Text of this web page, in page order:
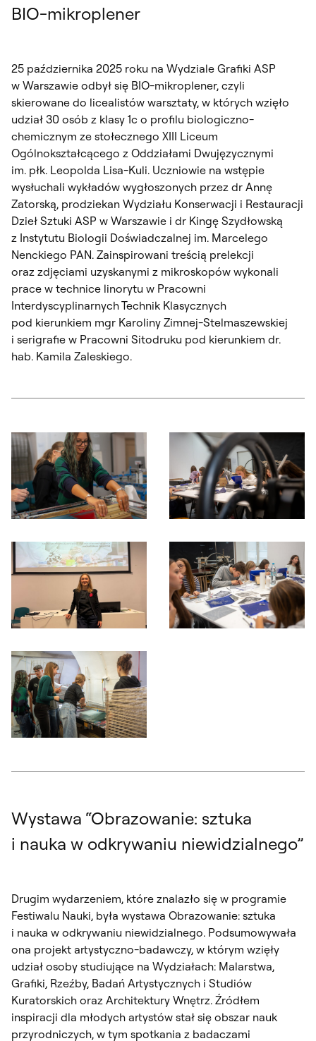
BIO-mikroplener
25 października 2025 roku na Wydziale Grafiki ASP
w Warszawie odbył się BIO-mikroplener, czyli
skierowane do licealistów warsztaty, w których wzięło
udział 30 osób z klasy 1c o profilu biologiczno-
chemicznym ze stołecznego XIII Liceum
Ogólnokształcącego z Oddziałami Dwujęzycznymi
im. płk. Leopolda Lisa-Kuli. Uczniowie na wstępie
wysłuchali wykładów wygłoszonych przez dr Annę
Zatorską, prodziekan Wydziału Konserwacji i Restauracji
Dzieł Sztuki ASP w Warszawie i dr Kingę Szydłowską
z Instytutu Biologii Doświadczalnej im. Marcelego
Nenckiego PAN. Zainspirowani treścią prelekcji
oraz zdjęciami uzyskanymi z mikroskopów wykonali
prace w technice linorytu w Pracowni
Interdyscyplinarnych Technik Klasycznych
pod kierunkiem mgr Karoliny Zimnej-Stelmaszewskiej
i serigrafie w Pracowni Sitodruku pod kierunkiem dr.
hab. Kamila Zaleskiego.
Wystawa “Obrazowanie: sztuka
i nauka w odkrywaniu niewidzialnego”
Drugim wydarzeniem, które znalazło się w programie
Festiwalu Nauki, była wystawa Obrazowanie: sztuka
i nauka w odkrywaniu niewidzialnego. Podsumowywała
ona projekt artystyczno-badawczy, w którym wzięły
udział osoby studiujące na Wydziałach: Malarstwa,
Grafiki, Rzeźby, Badań Artystycznych i Studiów
Kuratorskich oraz Architektury Wnętrz. Źródłem
inspiracji dla młodych artystów stał się obszar nauk
przyrodniczych, w tym spotkania z badaczami